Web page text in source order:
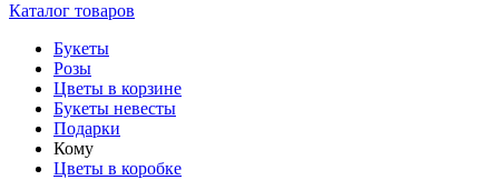
Каталог товаров
Букеты
Розы
Цветы в корзине
Букеты невесты
Подарки
Кому
Цветы в коробке